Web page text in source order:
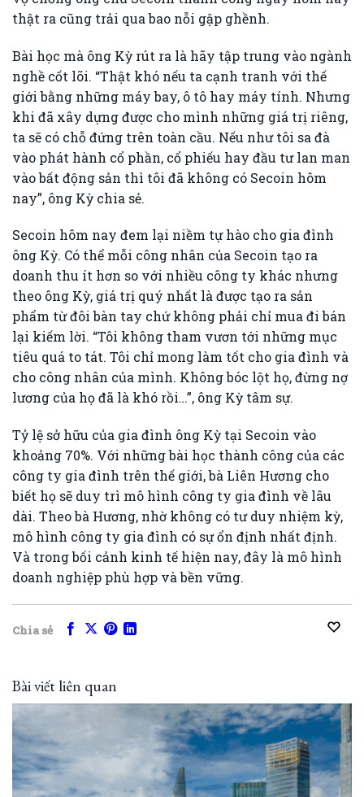
thật ra cũng trải qua bao nỗi gập ghềnh.
Bài học mà ông Kỳ rút ra là hãy tập trung vào ngành
nghề cốt lõi. “Thật khó nếu ta cạnh tranh với thế
giới bằng những máy bay, ô tô hay máy tính. Nhưng
khi đã xây dựng được cho mình những giá trị riêng,
ta sẽ có chỗ đứng trên toàn cầu. Nếu như tôi sa đà
vào phát hành cổ phần, cổ phiếu hay đầu tư lan man
vào bất động sản thì tôi đã không có Secoin hôm
nay”, ông Kỳ chia sẻ.
Secoin hôm nay đem lại niềm tự hào cho gia đình
ông Kỳ. Có thể mỗi công nhân của Secoin tạo ra
doanh thu ít hơn so với nhiều công ty khác nhưng
theo ông Kỳ, giá trị quý nhất là được tạo ra sản
phẩm từ đôi bàn tay chứ không phải chỉ mua đi bán
lại kiếm lời. “Tôi không tham vươn tới những mục
tiêu quá to tát. Tôi chỉ mong làm tốt cho gia đình và
cho công nhân của mình. Không bóc lột họ, đừng nợ
lương của họ đã là khó rồi…”, ông Kỳ tâm sự.
Tỷ lệ sở hữu của gia đình ông Kỳ tại Secoin vào
khoảng 70%. Với những bài học thành công của các
công ty gia đình trên thế giới, bà Liên Hương cho
biết họ sẽ duy trì mô hình công ty gia đình về lâu
dài. Theo bà Hương, nhờ không có tư duy nhiệm kỳ,
mô hình công ty gia đình có sự ổn định nhất định.
Và trong bối cảnh kinh tế hiện nay, đây là mô hình
doanh nghiệp phù hợp và bền vững.
Chia sẻ
Bài viết liên quan